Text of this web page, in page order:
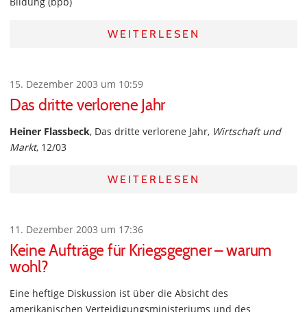
WEITERLESEN
15. Dezember 2003 um 10:59
Das dritte verlorene Jahr
Heiner Flassbeck, Das dritte verlorene Jahr, Wirtschaft und
Markt, 12/03
WEITERLESEN
11. Dezember 2003 um 17:36
Keine Aufträge für Kriegsgegner – warum
wohl?
Eine heftige Diskussion ist über die Absicht des
amerikanischen Verteidigungsministeriums und des